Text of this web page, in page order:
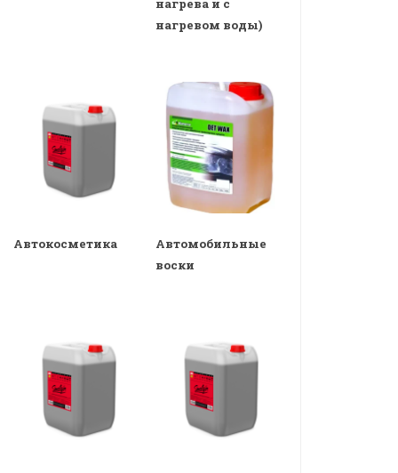
нагрева и с
нагревом воды)
Автокосметика
Автомобильные
воски